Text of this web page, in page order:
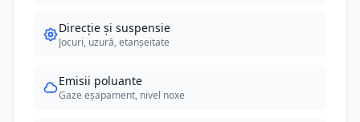
Direcție și suspensie
Jocuri, uzură, etanșeitate
Emisii poluante
Gaze eșapament, nivel noxe